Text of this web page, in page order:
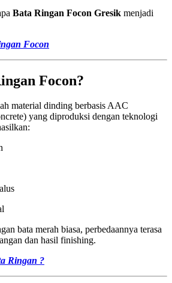
Bata Ringan Focon Gresik menjadi
Focon
Focon?
material dinding berbasis AAC
yang diproduksi dengan teknologi
bata merah biasa, perbedaannya terasa
dan hasil finishing.
Ringan ?